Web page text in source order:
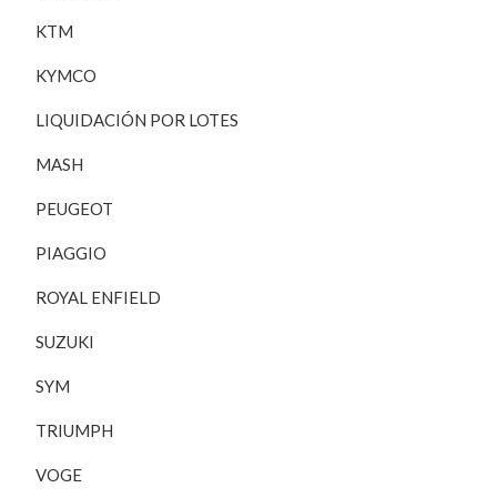
KTM
KYMCO
LIQUIDACIÓN POR LOTES
MASH
PEUGEOT
PIAGGIO
ROYAL ENFIELD
SUZUKI
SYM
TRIUMPH
VOGE